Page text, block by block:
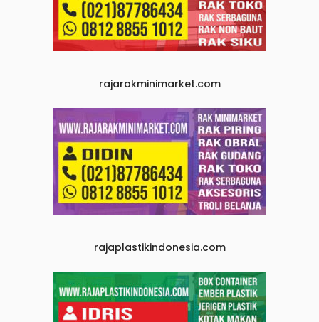
rajarakminimarket.com
rajaplastikindonesia.com